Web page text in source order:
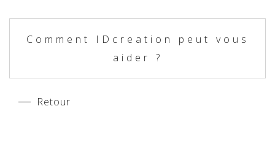
Comment IDcreation peut vous
aider ?
Retour